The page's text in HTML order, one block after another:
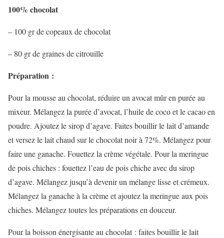
100% chocolat
– 100 gr de copeaux de chocolat
– 80 gr de graines de citrouille
Préparation :
Pour la mousse au chocolat, réduire un avocat mûr en purée au
mixeur. Mélangez la purée d’avocat, l’huile de coco et le cacao en
poudre. Ajoutez le sirop d’agave. Faites bouillir le lait d’amande
et versez le lait chaud sur le chocolat noir à 72%. Mélangez pour
faire une ganache. Fouettez la crème végétale. Pour la meringue
de pois chiches : fouettez l’eau de pois chiche avec du sirop
d’agave. Mélangez jusqu’à devenir un mélange lisse et crémeux.
Mélangez la ganache à la crème et ajoutez la meringue aux pois
chiches. Mélangez toutes les préparations en douceur.
Pour la boisson énergisante au chocolat : faites bouillir le lait